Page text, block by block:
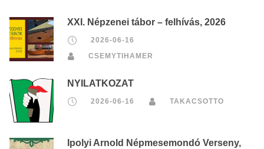
XXI. Népzenei tábor – felhívás, 2026
2026-06-16
CSEMYTIHAMER
NYILATKOZAT
2026-06-16 TAKACSOTTO
Ipolyi Arnold Népmesemondó Verseny,